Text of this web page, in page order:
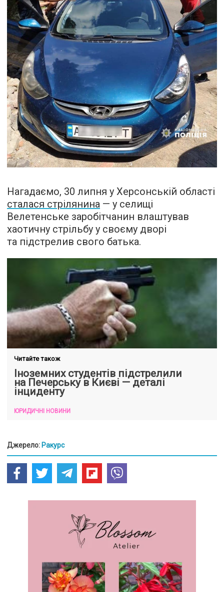
Нагадаємо, 30 липня у Херсонській області
сталася стрілянина — у селищі
Велетенське заробітчанин влаштував
хаотичну стрільбу у своєму дворі
та підстрелив свого батька.
Читайте також
Іноземних студентів підстрелили
на Печерську в Києві — деталі
інциденту
ЮРИДИЧНІ НОВИНИ
Джерело: Ракурс